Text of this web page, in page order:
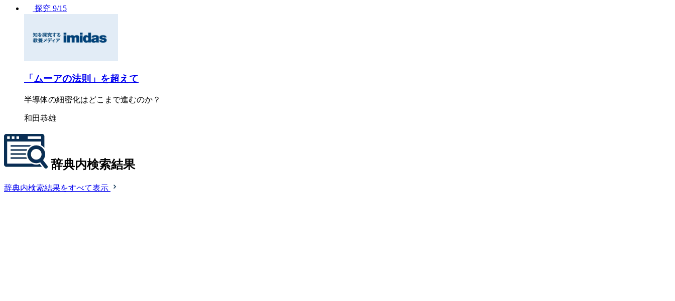
探究 9/15
「ムーアの法則」を超えて
半導体の細密化はどこまで進むのか？
和田恭雄
辞典内検索結果
辞典内検索結果をすべて表示